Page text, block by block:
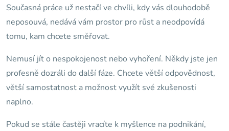
Současná práce už nestačí ve chvíli, kdy vás dlouhodobě
neposouvá, nedává vám prostor pro růst a neodpovídá
tomu, kam chcete směřovat.
Nemusí jít o nespokojenost nebo vyhoření. Někdy jste jen
profesně dozráli do další fáze. Chcete větší odpovědnost,
větší samostatnost a možnost využít své zkušenosti
naplno.
Pokud se stále častěji vracíte k myšlence na podnikání,